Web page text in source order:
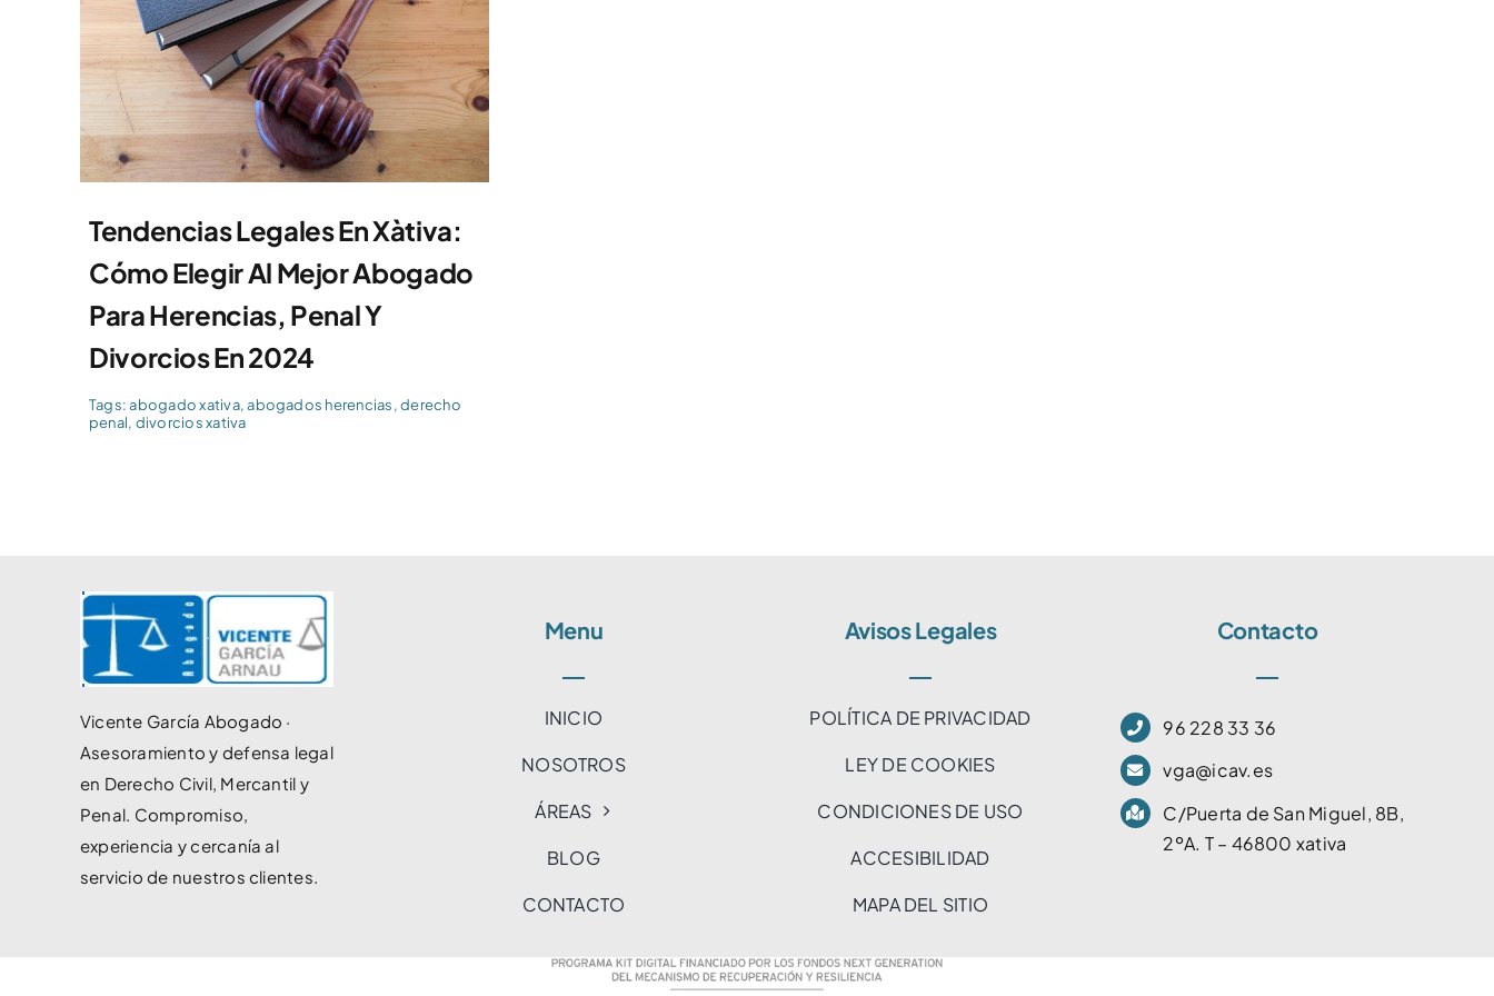
Tendencias Legales En Xàtiva:
Cómo Elegir Al Mejor Abogado
Para Herencias, Penal Y
Divorcios En 2024
Tags:abogado xativa,abogados herencias,derecho
penal, divorcios xativa
Vicente García Abogado ·
Asesoramiento y defensa legal
en Derecho Civil, Mercantil y
Penal. Compromiso,
experiencia y cercanía al
servicio de nuestros clientes.
Menu
INICIO
NOSOTROS
ÁREAS
BLOG
CONTACTO
Avisos Legales
POLÍTICA DE PRIVACIDAD
LEY DE COOKIES
CONDICIONES DE USO
ACCESIBILIDAD
MAPA DEL SITIO
Contacto
96 228 33 36
vga@icav.es
C/Puerta de San Miguel, 8B,
2ºA. T – 46800 xativa